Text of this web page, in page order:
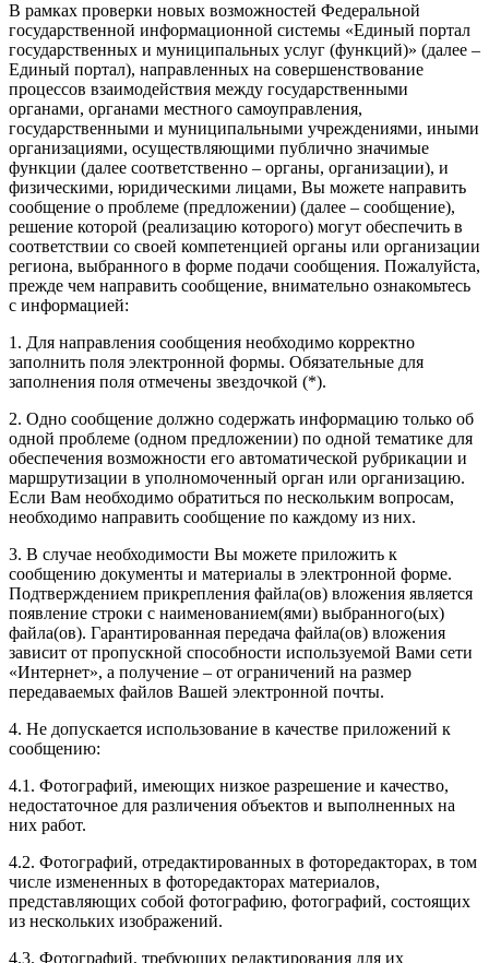
В рамках проверки новых возможностей Федеральной
государственной информационной системы «Единый портал
государственных и муниципальных услуг (функций)» (далее –
Единый портал), направленных на совершенствование
процессов взаимодействия между государственными
органами, органами местного самоуправления,
государственными и муниципальными учреждениями, иными
организациями, осуществляющими публично значимые
функции (далее соответственно – органы, организации), и
физическими, юридическими лицами, Вы можете направить
сообщение о проблеме (предложении) (далее – сообщение),
решение которой (реализацию которого) могут обеспечить в
соответствии со своей компетенцией органы или организации
региона, выбранного в форме подачи сообщения. Пожалуйста,
прежде чем направить сообщение, внимательно ознакомьтесь
с информацией:
1. Для направления сообщения необходимо корректно
заполнить поля электронной формы. Обязательные для
заполнения поля отмечены звездочкой (*).
2. Одно сообщение должно содержать информацию только об
одной проблеме (одном предложении) по одной тематике для
обеспечения возможности его автоматической рубрикации и
маршрутизации в уполномоченный орган или организацию.
Если Вам необходимо обратиться по нескольким вопросам,
необходимо направить сообщение по каждому из них.
3. В случае необходимости Вы можете приложить к
сообщению документы и материалы в электронной форме.
Подтверждением прикрепления файла(ов) вложения является
появление строки с наименованием(ями) выбранного(ых)
файла(ов). Гарантированная передача файла(ов) вложения
зависит от пропускной способности используемой Вами сети
«Интернет», а получение – от ограничений на размер
передаваемых файлов Вашей электронной почты.
4. Не допускается использование в качестве приложений к
сообщению:
4.1. Фотографий, имеющих низкое разрешение и качество,
недостаточное для различения объектов и выполненных на
них работ.
4.2. Фотографий, отредактированных в фоторедакторах, в том
числе измененных в фоторедакторах материалов,
представляющих собой фотографию, фотографий, состоящих
из нескольких изображений.
4.3. Фотографий, требующих редактирования для их